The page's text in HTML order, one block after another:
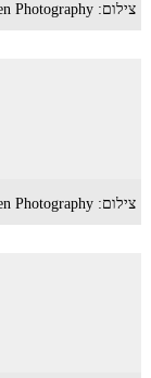
צילום: Rami Cohen Photography
צילום: Rami Cohen Photography